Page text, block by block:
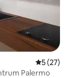
Średnia
5 (27)
Palermo